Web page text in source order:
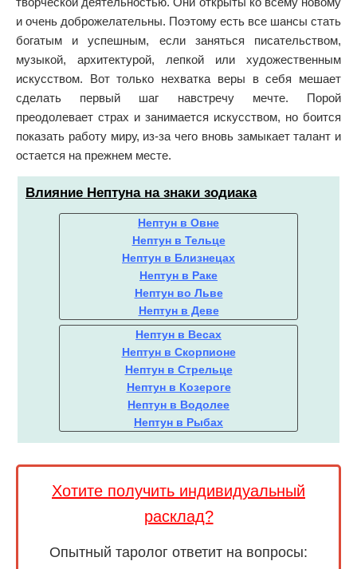
и очень доброжелательны. Поэтому есть все шансы стать
богатым и успешным, если заняться писательством,
музыкой, архитектурой, лепкой или художественным
искусством. Вот только нехватка веры в себя мешает
сделать первый шаг навстречу мечте. Порой
преодолевает страх и занимается искусством, но боится
показать работу миру, из-за чего вновь замыкает талант и
остается на прежнем месте.
Влияние Нептуна на знаки зодиака
Нептун в Овне
Нептун в Тельце
Нептун в Близнецах
Нептун в Раке
Нептун во Льве
Нептун в Деве
Нептун в Весах
Нептун в Скорпионе
Нептун в Стрельце
Нептун в Козероге
Нептун в Водолее
Нептун в Рыбах
Хотите получить индивидуальный
расклад?
Опытный таролог ответит на вопросы: